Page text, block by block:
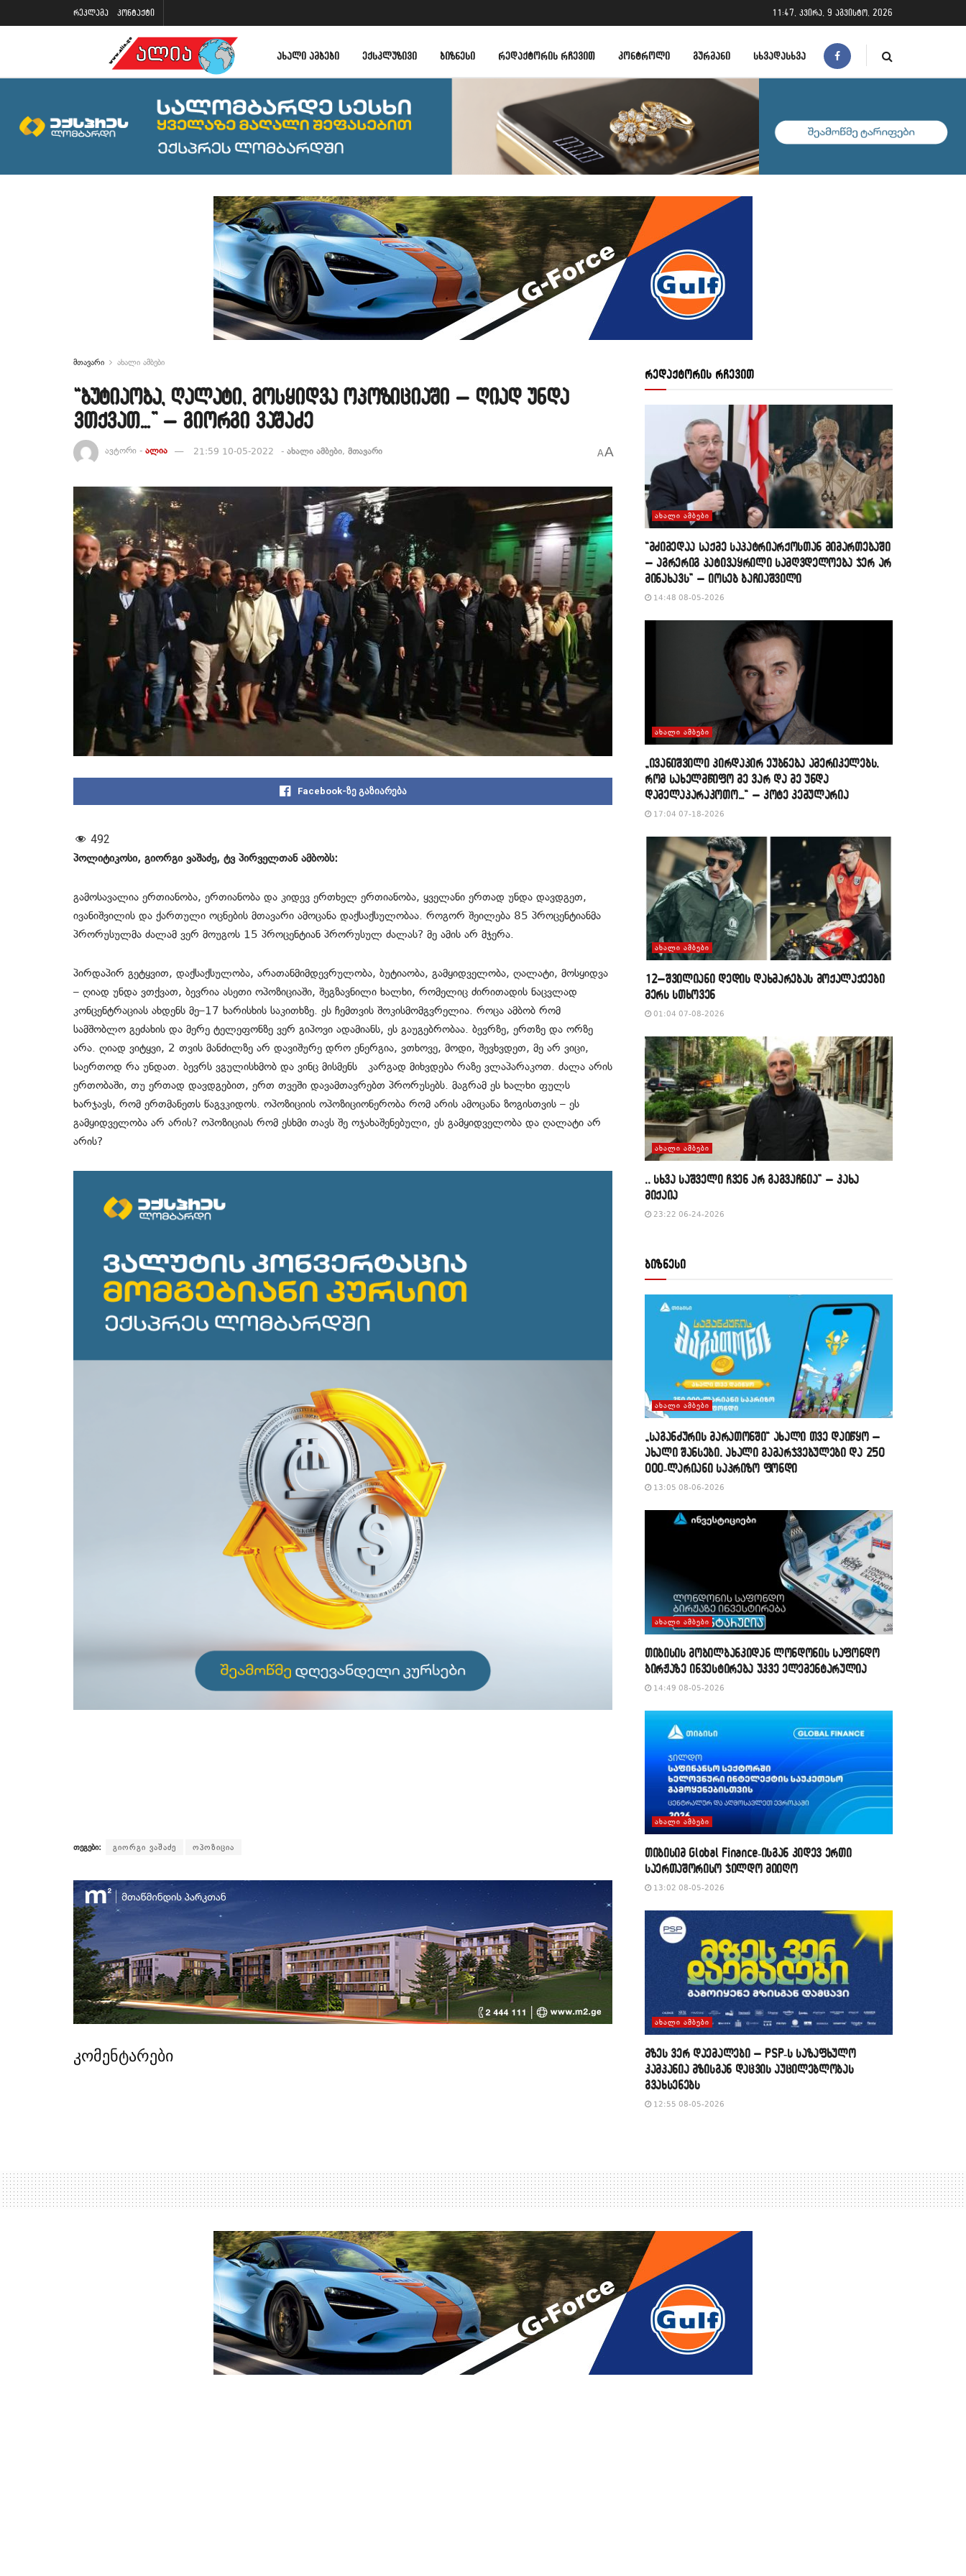
რეკლამა კონტაქტი 11:47, კვირა, 9 აგვისტო, 2026
ᲐᲮᲐᲚᲘ ᲐᲛᲑᲔᲑᲘ ᲔᲥᲡᲙᲚᲣᲖᲘᲕᲘ ᲑᲘᲖᲜᲔᲡᲘ ᲠᲔᲓᲐᲥᲢᲝᲠᲘᲡ ᲠᲩᲔᲕᲘᲗ ᲙᲝᲜᲢᲠᲝᲚᲘ ᲒᲣᲠᲛᲐᲜᲘ ᲡᲮᲕᲐᲓᲐᲡᲮᲕᲐ
მთავარი ახალი ამბები
“ბუტიაობა, ღალატი, მოსყიდვა ოპოზიციაში – ღიად უნდა
ვთქვათ…” – გიორგი ვაშაძე
ავტორი - ალია 21:59 10-05-2022 - ახალი ამბები, მთავარი AA
Facebook-ზე გაზიარება
492
პოლიტიკოსი, გიორგი ვაშაძე, ტვ პირველთან ამბობს:
გამოსავალია ერთიანობა, ერთიანობა და კიდევ ერთხელ ერთიანობა, ყველანი ერთად უნდა დავდგეთ,
ივანიშვილის და ქართული ოცნების მთავარი ამოცანა დაქსაქსულობაა. როგორ შეილება 85 პროცენტიანმა
პრორუსულმა ძალამ ვერ მოუგოს 15 პროცენტიან პრორუსულ ძალას? მე ამის არ მჯერა.
პირდაპირ გეტყვით, დაქსაქსულობა, არათანმიმდევრულობა, ბუტიაობა, გამყიდველობა, ღალატი, მოსყიდვა
– ღიად უნდა ვთქვათ, ბევრია ასეთი ოპოზიციაში, შეგზავნილი ხალხი, რომელიც ძირითადის ნაცვლად
კონცენტრაციას ახდენს მე–17 ხარისხის საკითხზე. ეს ჩემთვის შოკისმომგვრელია. როცა ამბობ რომ
სამშობლო გეძახის და მერე ტელეფონზე ვერ გიპოვი ადამიანს, ეს გაუგებრობაა. ბევრზე, ერთზე და ორზე
არა. ღიად ვიტყვი, 2 თვის მანძილზე არ დავიშურე დრო ენერგია, ვთხოვე, მოდი, შევხვდეთ, მე არ ვიცი,
საერთოდ რა უნდათ. ბევრს ვგულისხმობ და ვინც მისმენს კარგად მიხვდება რაზე ვლაპარაკოთ. ძალა არის
ერთობაში, თუ ერთად დავდგებით, ერთ თვეში დავამთავრებთ პრორუსებს. მაგრამ ეს ხალხი ფულს
ხარჯავს, რომ ერთმანეთს წაგვკიდოს. ოპოზიციის ოპოზიციონერობა რომ არის ამოცანა ზოგისთვის – ეს
გამყიდველობა არ არის? ოპოზიციას რომ ესხმი თავს შე ოჯახაშენებული, ეს გამყიდველობა და ღალატი არ
არის?
თეგები: გიორგი ვაშაძე ოპოზიცია
კომენტარები
რედაქტორის რჩევით
ᲐᲮᲐᲚᲘ ᲐᲛᲑᲔᲑᲘ
“მძიმედაა საქმე საპატრიარქოსთან მიმართებაში
– აგრერიგ პატივაყრილი სამღვდელოება ჯერ არ
მინახავს” – იოსებ ბაჩიაშვილი
14:48 08-05-2026
ᲐᲮᲐᲚᲘ ᲐᲛᲑᲔᲑᲘ
„ივანიშვილი პირდაპირ ეუბნება ამერიკელებს,
რომ სახელმწიფო მე ვარ და მე უნდა
დამელაპარაკოთო…“ – კოტე კემულარია
17:04 07-18-2026
ᲐᲮᲐᲚᲘ ᲐᲛᲑᲔᲑᲘ
12–შვილიანი დედის დახმარებას მოქალაქეები
მერს სთხოვენ
01:04 07-08-2026
ᲐᲮᲐᲚᲘ ᲐᲛᲑᲔᲑᲘ
,, სხვა საშველი ჩვენ არ გაგვაჩნია” – კახა
მიქაია
23:22 06-24-2026
ბიზნესი
ᲐᲮᲐᲚᲘ ᲐᲛᲑᲔᲑᲘ
„საგანძურის მარათონში“ ახალი თვე დაიწყო –
ახალი შანსები, ახალი გამარჯვებულები და 250
000-ლარიანი საპრიზო ფონდი
13:05 08-06-2026
ᲐᲮᲐᲚᲘ ᲐᲛᲑᲔᲑᲘ
თიბისის მობილბანკიდან ლონდონის საფონდო
ბირჟაზე ინვესტირება უკვე ელემენტარულია
14:49 08-05-2026
ᲐᲮᲐᲚᲘ ᲐᲛᲑᲔᲑᲘ
თიბისიმ Global Finance-ისგან კიდევ ერთი
საერთაშორისო ჯილდო მიიღო
13:02 08-05-2026
ᲐᲮᲐᲚᲘ ᲐᲛᲑᲔᲑᲘ
მზეს ვერ დაემალები – PSP-ს საზაფხულო
კამპანია მზისგან დაცვის აუცილებლობას
გვახსენებს
12:55 08-05-2026